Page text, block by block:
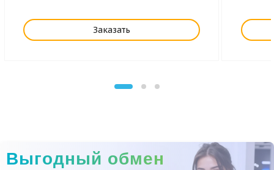
Заказать
Выгодный обмен